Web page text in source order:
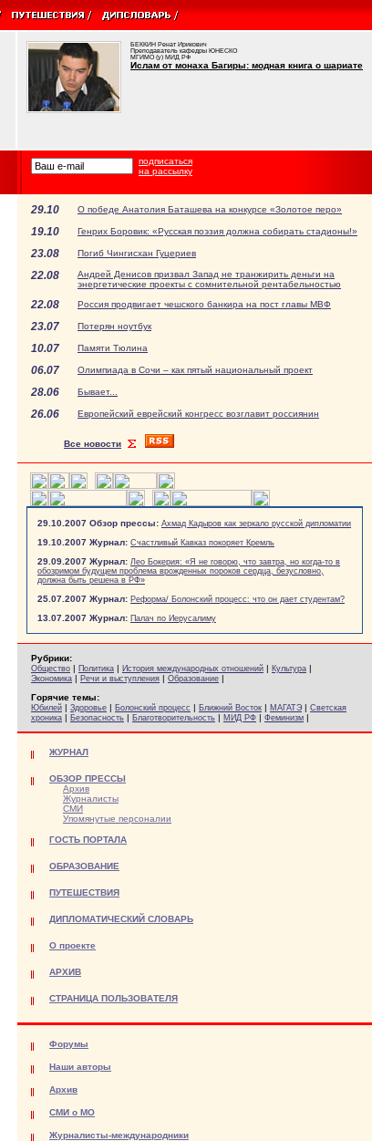
БЕККИН Ренат Ирикович
Преподаватель кафедры ЮНЕСКО
МГИМО (у) МИД РФ
Ислам от монаха Багиры: модная книга о шариате
подписаться
на рассылку
29.10 О победе Анатолия Баташева на конкурсе «Золотое перо»
19.10 Генрих Боровик: «Русская поэзия должна собирать стадионы!»
23.08 Погиб Чингисхан Гуцериев
22.08
Андрей Денисов призвал Запад не транжирить деньги на
энергетические проекты с сомнительной рентабельностью
22.08 Россия продвигает чешского банкира на пост главы МВФ
23.07 Потерян ноутбук
10.07 Памяти Тюлина
06.07 Олимпиада в Сочи – как пятый национальный проект
28.06 Бывает...
26.06 Европейский еврейский конгресс возглавит россиянин
Все новости
29.10.2007 Обзор прессы: Ахмад Кадыров как зеркало русской дипломатии
19.10.2007 Журнал: Счастливый Кавказ покоряет Кремль
29.09.2007 Журнал: Лео Бокерия: «Я не говорю, что завтра, но когда-то в
обозримом будущем проблема врожденных пороков сердца, безусловно,
должна быть решена в РФ»
25.07.2007 Журнал: Реформа/ Болонский процесс: что он дает студентам?
13.07.2007 Журнал: Палач по Иерусалиму
Рубрики:
Общество | Политика | История международных отношений | Культура |
Экономика | Речи и выступления | Образование |
Горячие темы:
Юбилей | Здоровье | Болонский процесс | Ближний Восток | МАГАТЭ | Светская
хроника | Безопасность | Благотворительность | МИД РФ | Феминизм |
ЖУРНАЛ
ОБЗОР ПРЕССЫ
Архив
Журналисты
СМИ
Упомянутые персоналии
ГОСТЬ ПОРТАЛА
ОБРАЗОВАНИЕ
ПУТЕШЕСТВИЯ
ДИПЛОМАТИЧЕСКИЙ СЛОВАРЬ
О проекте
АРХИВ
СТРАНИЦА ПОЛЬЗОВАТЕЛЯ
Форумы
Наши авторы
Архив
СМИ о МО
Журналисты-международники